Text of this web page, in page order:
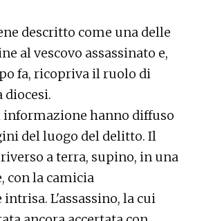
descritto come una delle
al vescovo assassinato e,
fa, ricopriva il ruolo di
diocesi.
hanno diffuso
del luogo del delitto. Il
a terra, supino, in una
con la camicia
L'assassino, la cui